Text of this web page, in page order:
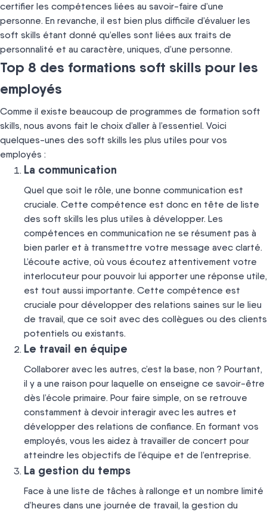
certifier les compétences liées au savoir-faire d’une
personne. En revanche, il est bien plus difficile d’évaluer les
soft skills étant donné qu’elles sont liées aux traits de
personnalité et au caractère, uniques, d’une personne.
Top 8 des formations soft skills pour les
employés
Comme il existe beaucoup de programmes de formation soft
skills, nous avons fait le choix d’aller à l’essentiel. Voici
quelques-unes des soft skills les plus utiles pour vos
employés :
La communication
Quel que soit le rôle, une bonne communication est
cruciale. Cette compétence est donc en tête de liste
des soft skills les plus utiles à développer. Les
compétences en communication ne se résument pas à
bien parler et à transmettre votre message avec clarté.
L’écoute active, où vous écoutez attentivement votre
interlocuteur pour pouvoir lui apporter une réponse utile,
est tout aussi importante. Cette compétence est
cruciale pour développer des relations saines sur le lieu
de travail, que ce soit avec des collègues ou des clients
potentiels ou existants.
Le travail en équipe
Collaborer avec les autres, c’est la base, non ? Pourtant,
il y a une raison pour laquelle on enseigne ce savoir-être
dès l’école primaire. Pour faire simple, on se retrouve
constamment à devoir interagir avec les autres et
développer des relations de confiance. En formant vos
employés, vous les aidez à travailler de concert pour
atteindre les objectifs de l’équipe et de l’entreprise.
La gestion du temps
Face à une liste de tâches à rallonge et un nombre limité
d’heures dans une journée de travail, la gestion du